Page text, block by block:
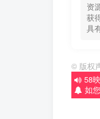
资
获
具
© 版权
58
如